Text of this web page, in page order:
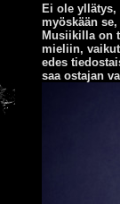
Ei ole yllätys,
myöskään
Musiikilla on
mieliin,
edes
saa ostajan